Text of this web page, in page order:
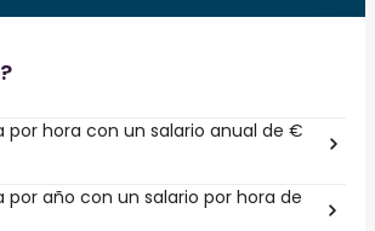
por hora con un salario anual de €
por año con un salario por hora de